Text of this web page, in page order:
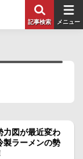
記事検索 メニュー
力図が最近変わ
製ラーメンの勢